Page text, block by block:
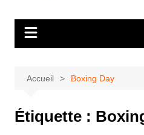
Accueil Boxing Day
Étiquette :